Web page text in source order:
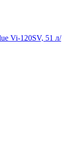
Vi-120SV, 51 л/